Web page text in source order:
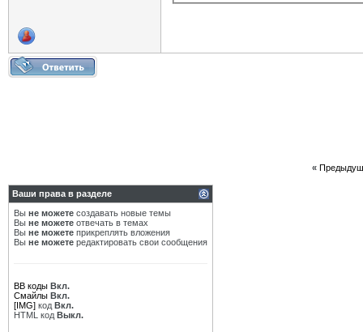
«
Ваши права в разделе
Вы не можете создавать новые темы
Вы не можете отвечать в темах
Вы не можете прикреплять вложения
Вы не можете редактировать свои сообщения
BB коды Вкл.
Смайлы Вкл.
[IMG] код Вкл.
HTML код Выкл.